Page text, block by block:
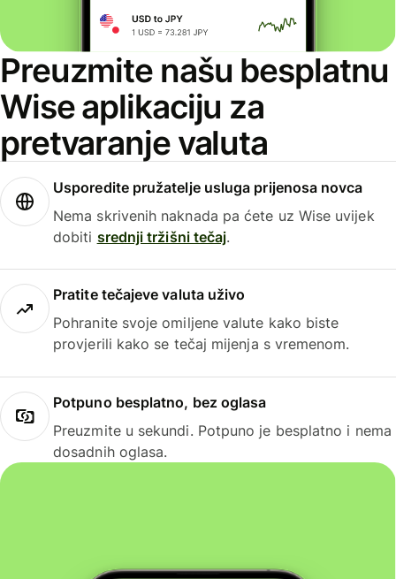
Preuzmite našu besplatnu
Wise aplikaciju za
pretvaranje valuta
Usporedite pružatelje usluga prijenosa novca
Nema skrivenih naknada pa ćete uz Wise uvijek
dobiti srednji tržišni tečaj.
Pratite tečajeve valuta uživo
Pohranite svoje omiljene valute kako biste
provjerili kako se tečaj mijenja s vremenom.
Potpuno besplatno, bez oglasa
Preuzmite u sekundi. Potpuno je besplatno i nema
dosadnih oglasa.